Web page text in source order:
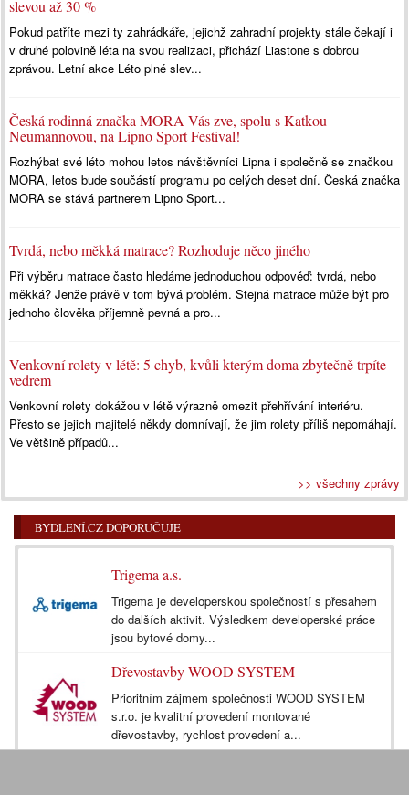
slevou až 30 %
Pokud patříte mezi ty zahrádkáře, jejichž zahradní projekty stále čekají i
v druhé polovině léta na svou realizaci, přichází Liastone s dobrou
zprávou. Letní akce Léto plné slev...
Česká rodinná značka MORA Vás zve, spolu s Katkou
Neumannovou, na Lipno Sport Festival!
Rozhýbat své léto mohou letos návštěvníci Lipna i společně se značkou
MORA, letos bude součástí programu po celých deset dní. Česká značka
MORA se stává partnerem Lipno Sport...
Tvrdá, nebo měkká matrace? Rozhoduje něco jiného
Při výběru matrace často hledáme jednoduchou odpověď: tvrdá, nebo
měkká? Jenže právě v tom bývá problém. Stejná matrace může být pro
jednoho člověka příjemně pevná a pro...
Venkovní rolety v létě: 5 chyb, kvůli kterým doma zbytečně trpíte
vedrem
Venkovní rolety dokážou v létě výrazně omezit přehřívání interiéru.
Přesto se jejich majitelé někdy domnívají, že jim rolety příliš nepomáhají.
Ve většině případů...
>> všechny zprávy
BYDLENÍ.CZ DOPORUČUJE
Trigema a.s.
Trigema je developerskou společností s přesahem
do dalších aktivit. Výsledkem developerské práce
jsou bytové domy...
Dřevostavby WOOD SYSTEM
Prioritním zájmem společnosti WOOD SYSTEM
s.r.o. je kvalitní provedení montované
dřevostavby, rychlost provedení a...